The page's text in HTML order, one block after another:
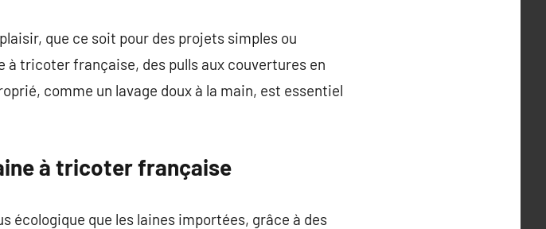
que ce soit pour des projets simples ou
tricoter française, des pulls aux couvertures en
comme un lavage doux à la main, est essentiel
à tricoter française
écologique que les laines importées, grâce à des